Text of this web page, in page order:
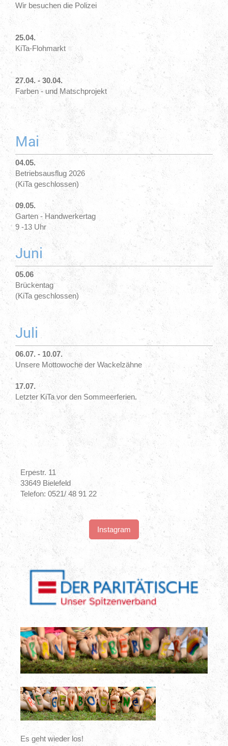
Wir besuchen die Polizei
25.04.
KiTa-Flohmarkt
27.04. - 30.04.
Farben - und Matschprojekt
Mai
04.05.
Betriebsausflug 2026
(KiTa geschlossen)
09.05.
Garten - Handwerkertag
9 -13 Uhr
Juni
05.06
Brückentag
(KiTa geschlossen)
Juli
06.07. - 10.07.
Unsere Mottowoche der Wackelzähne
17.07.
Letzter KiTa vor den Sommeerferien.
Erpestr. 11
33649 Bielefeld
Telefon: 0521/ 48 91 22
Instagram
Es geht wieder los!